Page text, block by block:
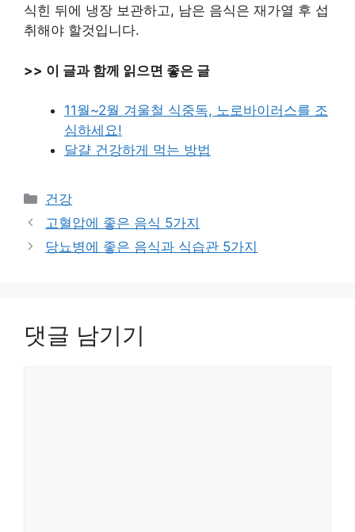
식힌 뒤에 냉장 보관하고, 남은 음식은 재가열 후 섭
취해야 할것입니다.
>> 이 글과 함께 읽으면 좋은 글
11월~2월 겨울철 식중독, 노로바이러스를 조
심하세요!
달걀 건강하게 먹는 방법
카
테
리
건강
고혈압에 좋은 음식 5가지
당뇨병에 좋은 음식과 식습관 5가지
댓글 남기기